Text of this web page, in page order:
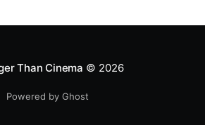
Than Cinema © 2026
Powered by Ghost